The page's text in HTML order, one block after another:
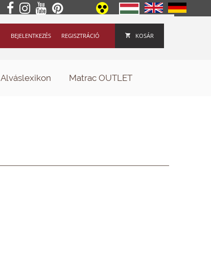
KOSÁR
REGISZTRÁCIÓ
BEJELENTKEZÉS
Alváslexikon Matrac OUTLET